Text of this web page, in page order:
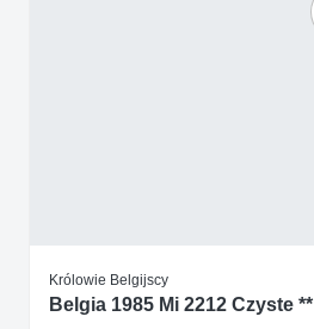
Królowie Belgijscy
Belgia 1985 Mi 2212 Czyste **